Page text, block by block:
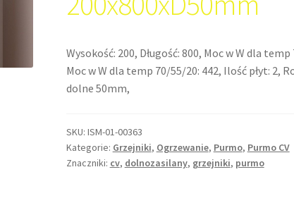
Wysokość: 200, Długość: 800, Moc w W dla
Moc w W dla temp 70/55/20: 442, Ilość płyt: 2,
dolne 50mm,
SKU: ISM-01-00363
Kategorie: Grzejniki, Ogrzewanie, Purmo, Purmo CV
Znaczniki: cv, dolnozasilany, grzejniki, purmo